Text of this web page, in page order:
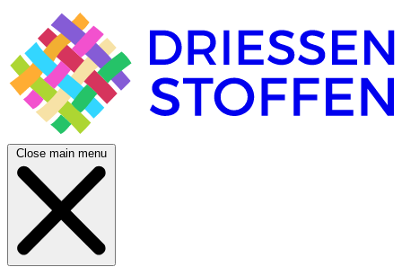
Close main menu